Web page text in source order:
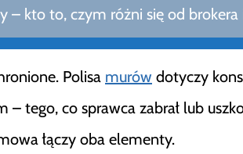
– kto to, czym różni się od
Polisa murów dotyczy
– tego, co sprawca zabrał lub
łączy oba elementy.